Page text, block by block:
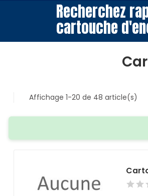
Recherchez
cartouche
Affichage 1-20 de 48 article(s)